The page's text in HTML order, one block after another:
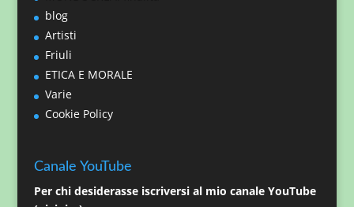
blog
Artisti
Friuli
ETICA E MORALE
Varie
Cookie Policy
Canale YouTube
Per chi desiderasse iscriversi al mio canale YouTube